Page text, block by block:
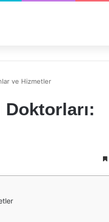
ve Hizmetler
Doktorları: